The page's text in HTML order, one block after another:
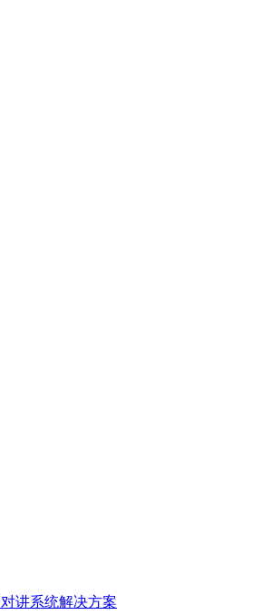
讲系统解决方案